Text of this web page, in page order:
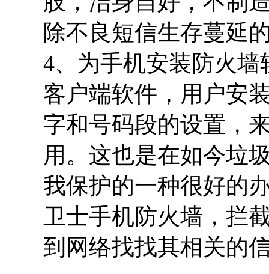
除不良短信生存蔓延
4、为手机安装防火
客户端软件，用户安
字和号码段的设置，
用。这也是在如今垃
我保护的一种很好的
卫士手机防火墙，拦
到网络找找其相关的